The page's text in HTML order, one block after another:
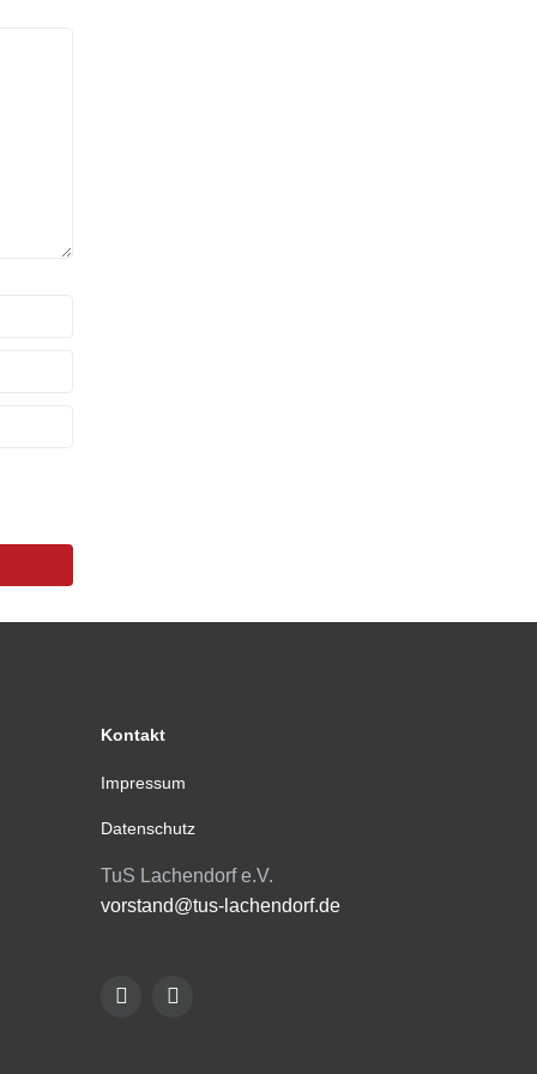
Kontakt
Impressum
Datenschutz
TuS Lachendorf e.V.
vorstand@tus-lachendorf.de